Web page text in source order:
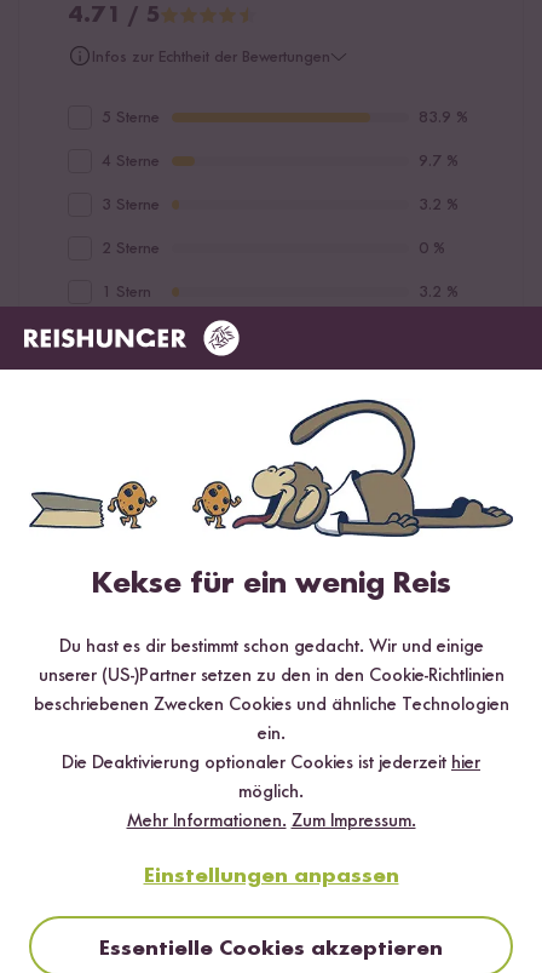
4.71 / 5
Infos zur Echtheit der Bewertungen
5 Sterne 83.9 %
4 Sterne 9.7 %
3 Sterne 3.2 %
2 Sterne 0 %
1 Stern 3.2 %
Höchste BewertungNiedrigste Bewertung
Mussdassein 22.12.2023
Warum gebt ihr bei den meisten Produkten nicht die
Inhaltsstoffe an? Bei dieser ach so phänomenalen Mayo
würden dann nämlich diese "tollen" Ingredienzien
auftauchen: Konservierungsstoffe, Verdickungsmittel,
Kaliumsorbat, E415 Xanthan, E319 tert.-
Citronensäure Für manche Leute sind solche Angaben
Kekse für ein wenig Reis
Du hast es dir bestimmt schon gedacht. Wir und einige
unserer (US-)Partner setzen zu den in den Cookie-Richtlinien
beschriebenen Zwecken Cookies und ähnliche Technologien
ein.
Die Deaktivierung optionaler Cookies ist jederzeit hier
möglich.
Mehr Informationen. Zum Impressum.
Einstellungen anpassen
Essentielle Cookies akzeptieren